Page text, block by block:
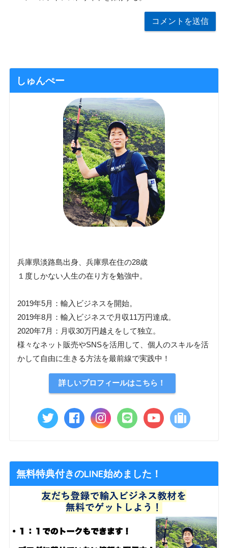
しゅんぺー
兵庫県淡路島出身、兵庫県在住の28歳
１度しかない人生の在り方を勉強中。
2019年5月：輸入ビジネスを開始。
2019年8月：輸入ビジネスで月収11万円達成。
2020年7月：月収30万円越えをして独立。
様々なネット販売やSNSを活用して、個人のスキルを活
かして自由に生きる方法を最前線で実践中！
詳しいプロフィールはこちら！
無料特典付きのLINE始めました！